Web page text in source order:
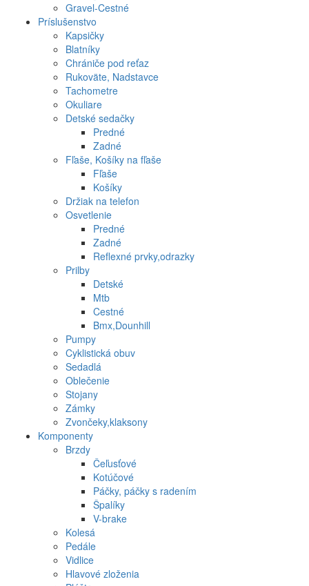
Gravel-Cestné
Príslušenstvo
Kapsičky
Blatníky
Chrániče pod reťaz
Rukoväte, Nadstavce
Tachometre
Okuliare
Detské sedačky
Predné
Zadné
Fľaše, Košíky na fľaše
Fľaše
Košíky
Držiak na telefon
Osvetlenie
Predné
Zadné
Reflexné prvky,odrazky
Prilby
Detské
Mtb
Cestné
Bmx,Dounhill
Pumpy
Cyklistická obuv
Sedadlá
Oblečenie
Stojany
Zámky
Zvončeky,klaksony
Komponenty
Brzdy
Čeľusťové
Kotúčové
Páčky, páčky s radením
Špalíky
V-brake
Kolesá
Pedále
Vidlice
Hlavové zloženia